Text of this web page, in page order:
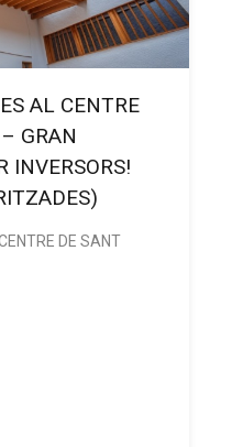
AL CENTRE
GRAN
INVERSORS!
DE SANT